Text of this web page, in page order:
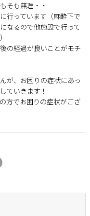
そも無理・・
行っています（麻酔下で
なるので他施設で行って
の経過が良いことがモチ
が、お困りの症状にあっ
ていきます！
方でお困りの症状がござ